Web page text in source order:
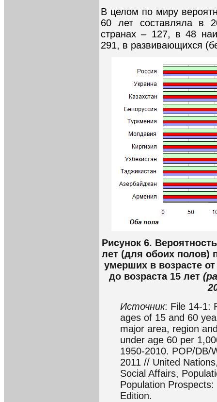
В целом по миру
60 лет составляла в
странах – 127, в 48
291, в развивающихся
Рисунок 6.
лет (для обоих полов)
умерших в возрасте
до возраста 15 лет
Источник: File 14-1:
ages of 15 and 60
major area, region
under age 60 per
1950-2010. POP/DB/
2011 // United
Social Affairs,
Population
Edition.